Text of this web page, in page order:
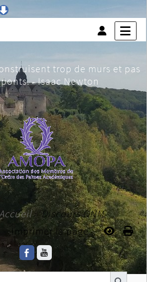
trop de murs et pas
- Isaac Newton
»Discours ONM
Imprimer la page...